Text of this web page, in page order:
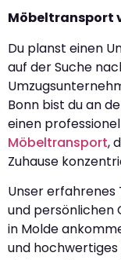
Möbeltransport
Du planst einen
auf der Suche
Bonn bist du an
einen
Möbeltransport,
Zuhause
Unser erfahrenes
und persönlichen
in Molde
und